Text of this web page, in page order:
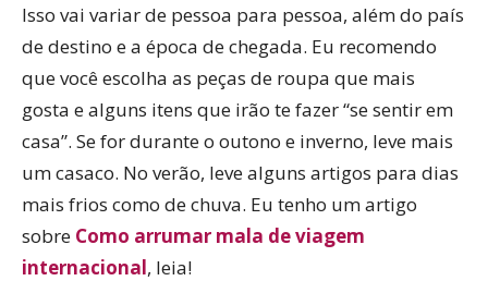
Isso vai variar de pessoa para pessoa, além do país
de destino e a época de chegada. Eu recomendo
que você escolha as peças de roupa que mais
gosta e alguns itens que irão te fazer “se sentir em
casa”. Se for durante o outono e inverno, leve mais
um casaco. No verão, leve alguns artigos para dias
mais frios como de chuva. Eu tenho um artigo
sobre Como arrumar mala de viagem
internacional, leia!